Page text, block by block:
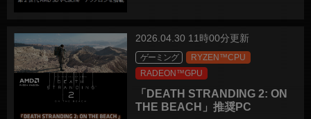
2026.04.30 11時00分更新
ゲーミング
RYZEN™CPU
RADEON™GPU
「DEATH STRANDING 2: ON
THE BEACH」推奨PC